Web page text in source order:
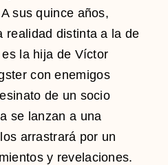
sus quince años,
realidad distinta a la de
la hija de Víctor
con enemigos
de un socio
se lanzan a una
arrastrará por un
y revelaciones.